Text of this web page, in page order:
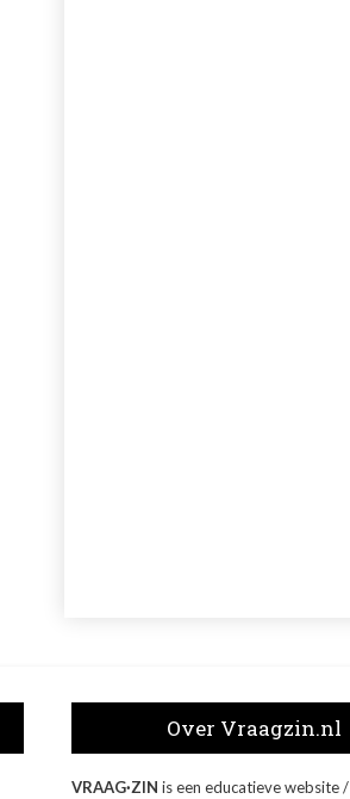
Over Vraagzin.nl
VRAAG·ZIN is een educatieve website /